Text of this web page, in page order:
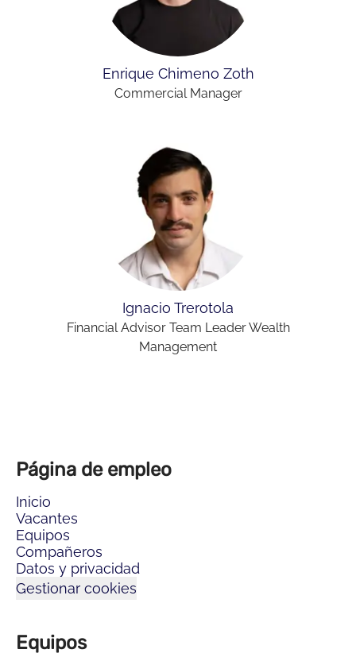
Enrique Chimeno Zoth
Commercial Manager
Ignacio Trerotola
Financial Advisor Team Leader Wealth
Management
Página de empleo
Inicio
Vacantes
Equipos
Compañeros
Datos y privacidad
Gestionar cookies
Equipos